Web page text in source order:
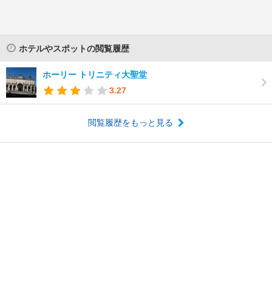
ホテルやスポットの閲覧履歴
ホーリー トリニティ大聖堂
3.27
閲覧履歴をもっと見る